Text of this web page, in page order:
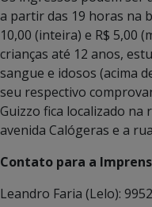
a partir das 19 horas na
10,00 (inteira) e R$ 5,00
crianças até 12 anos,
sangue e idosos (acima
seu respectivo
Guizzo fica localizado na
avenida Calógeras e a
Contato para a
Leandro Faria (Lelo):